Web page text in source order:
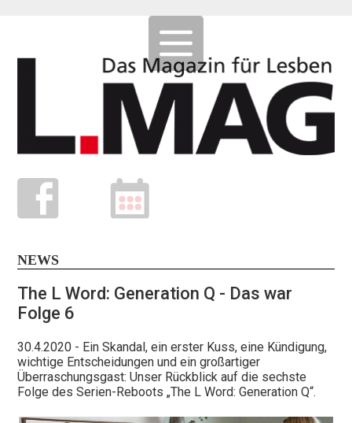
NEWS
The L Word: Generation Q - Das war
Folge 6
30.4.2020 - Ein Skandal, ein erster Kuss, eine Kündigung,
wichtige Entscheidungen und ein großartiger
Überraschungsgast: Unser Rückblick auf die sechste
Folge des Serien-Reboots „The L Word: Generation Q“.